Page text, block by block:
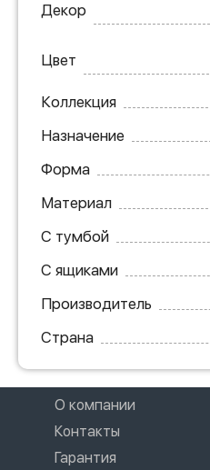
Декор
Цвет
Коллекция
Назначение
Форма
Материал
С тумбой
С ящиками
Производитель
Страна
О компании
Контакты
Гарантия